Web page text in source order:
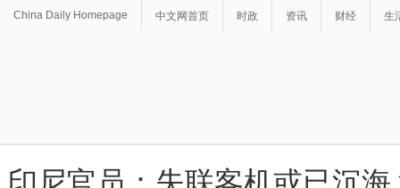
China Daily Homepage 中文网首页 时政 资讯 财经 生